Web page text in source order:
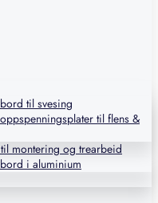
til svesing
til flens &
montering og trearbeid
i aluminium